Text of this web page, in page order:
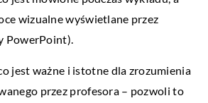
wizualne wyświetlane przez
PowerPoint).
jest ważne i istotne dla zrozumienia
przez profesora – pozwoli to